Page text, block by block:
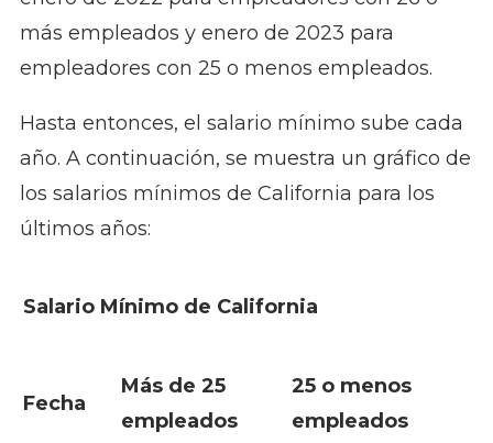
más empleados y enero de 2023 para
empleadores con 25 o menos empleados.
Hasta entonces, el salario mínimo sube cada
año. A continuación, se muestra un gráfico de
los salarios mínimos de California para los
últimos años:
Salario Mínimo de California
Fecha
Más de 25
empleados
25 o menos
empleados